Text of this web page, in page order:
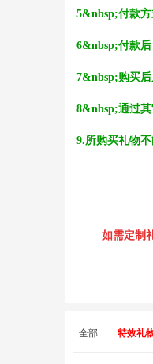
草
5&nbsp;付款
6&nbsp;付款
7&nbsp;购买
8&nbsp;通过
9.所购买礼物
如需定制
全部 特效礼